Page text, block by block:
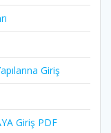
Giriş
Giriş PDF